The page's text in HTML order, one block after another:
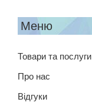
Товари та послуги
Про нас
Відгуки